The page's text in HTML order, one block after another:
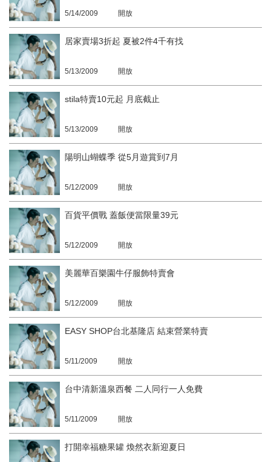
5/14/2009 開放
居家賣場3折起 夏被2件4千有找
5/13/2009 開放
stila特賣10元起 月底截止
5/13/2009 開放
陽明山蝴蝶季 從5月遊賞到7月
5/12/2009 開放
百貨平價戰 蓋飯便當限量39元
5/12/2009 開放
美麗華百樂園牛仔服飾特賣會
5/12/2009 開放
EASY SHOP台北基隆店 結束營業特賣
5/11/2009 開放
台中清新溫泉西餐 二人同行一人免費
5/11/2009 開放
打開幸福糖果罐 煥然衣新迎夏日